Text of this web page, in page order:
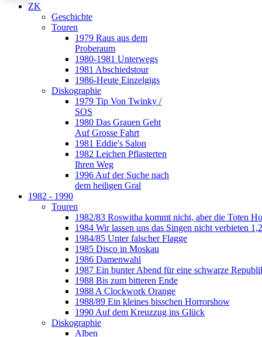
ZK
Geschichte
Touren
1979 Raus aus dem
Proberaum
1980-1981 Unterwegs
1981 Abschiedstour
1986-Heute Einzelgigs
Diskographie
1979 Tip Von Twinky /
SOS
1980 Das Grauen Geht
Auf Grosse Fahrt
1981 Eddie's Salon
1982 Leichen Pflasterten
Ihren Weg
1996 Auf der Suche nach
dem heiligen Gral
1982 - 1990
Touren
1982/83 Roswitha kommt nicht, aber die Toten
1984 Wir lassen uns das Singen nicht verbieten
1984/85 Unter falscher Flagge
1985 Disco in Moskau
1986 Damenwahl
1987 Ein bunter Abend für eine schwarze
1988 Bis zum bitteren Ende
1988 A Clockwork Orange
1988/89 Ein kleines bisschen Horrorshow
1990 Auf dem Kreuzzug ins Glück
Diskographie
Alben